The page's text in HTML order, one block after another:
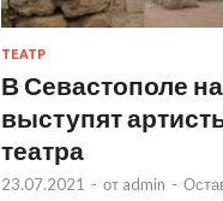
ТЕАТР
В Севастополе
выступят
театра
23.07.2021 - от admin -